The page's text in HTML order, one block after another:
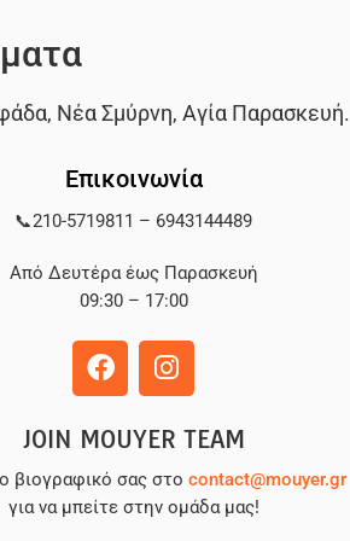
, Νέα Σμύρνη, Αγία Παρασκευή.
Επικοινωνία
📞210-5719811 – 6943144489
Από Δευτέρα έως Παρασκευή
09:30 – 17:00
JOIN MOUYER TEAM
βιογραφικό σας στο contact@mouyer.gr
για να μπείτε στην ομάδα μας!